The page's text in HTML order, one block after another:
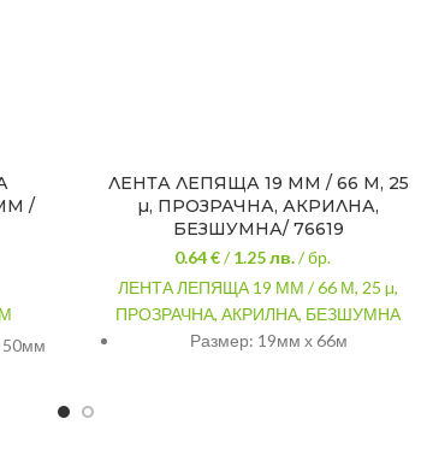
/
50мм
ЛЕНТА ЛЕПЯЩА 19 ММ / 66 М, 25
µ, ПРОЗРАЧНА, АКРИЛНА,
БЕЗШУМНА/ 76619
0.64 €/1.25лв. / бр.
ЛЕНТА ЛЕПЯЩА 19 ММ / 66 М, 25 µ,
ПРОЗРАЧНА, АКРИЛНА, БЕЗШУМНА
Размер: 19мм х 66м